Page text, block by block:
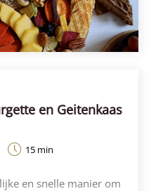
vruchtenbrood. Voeg
worteltjes. Kies
er nog wat lekker
zijn voor je de plank
en Geitenkaas
15 min
en snelle manier om